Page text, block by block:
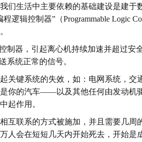
们生活中主要依赖的基础建设是建于
辑控制器”（Programmable Logic
制器，引起离心机持续加速并超过安
系统正常的信号。
关键系统的失效，如：电网系统，交
是你的汽车——以及其他任何由发动
起作用。
互联系的方式被施加，并且需要几周
人会在短短几天内开始死去，开始是